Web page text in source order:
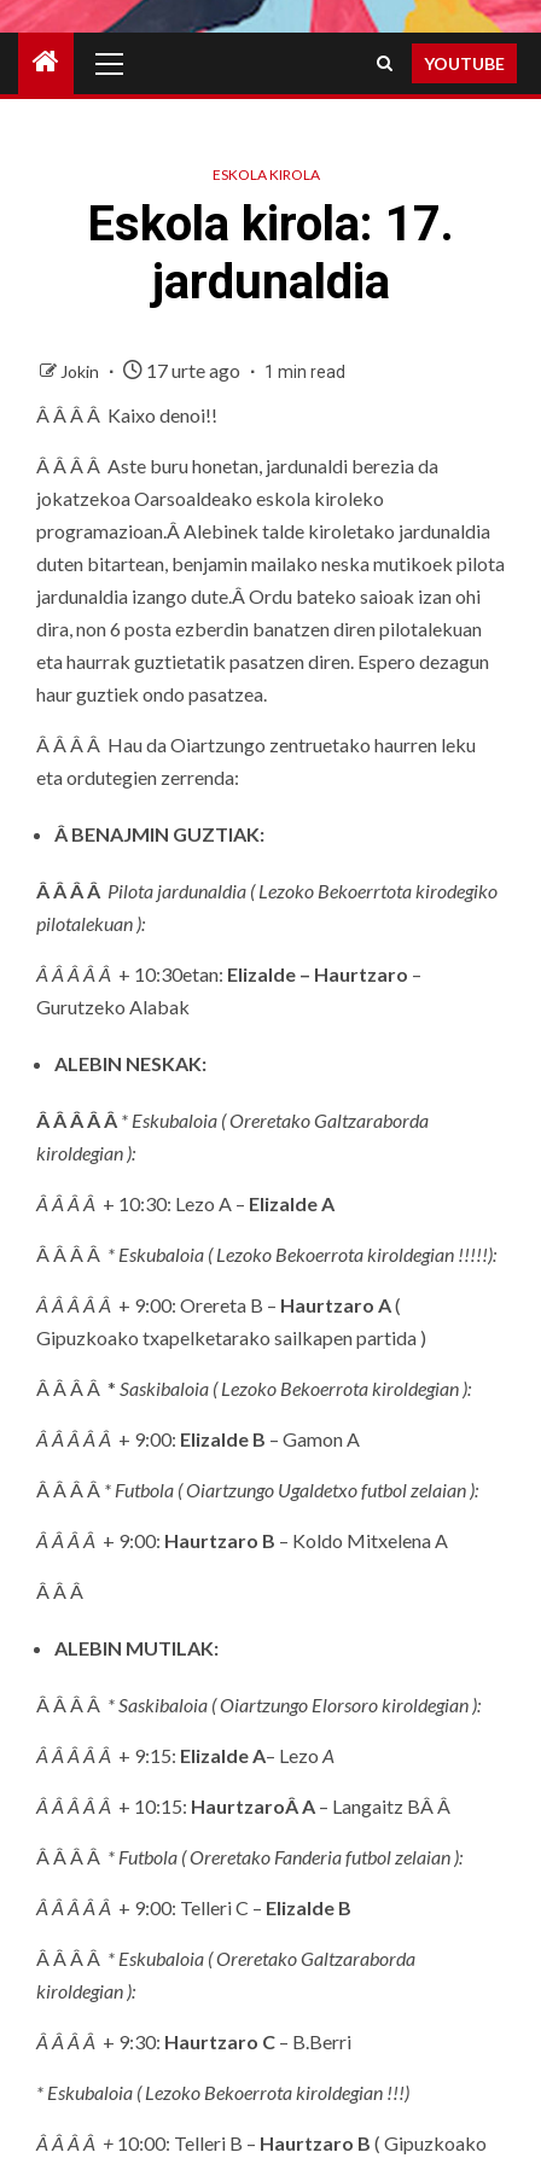
Menu
YOUTUBE
ESKOLA KIROLA
Eskola kirola: 17.
jardunaldia
Jokin 17 urte ago 1 min read
Â Â Â Â Kaixo denoi!!
Â Â Â Â Aste buru honetan, jardunaldi berezia da
jokatzekoa Oarsoaldeako eskola kiroleko
programazioan.Â Alebinek talde kiroletako jardunaldia
duten bitartean, benjamin mailako neska mutikoek pilota
jardunaldia izango dute.Â Ordu bateko saioak izan ohi
dira, non 6 posta ezberdin banatzen diren pilotalekuan
eta haurrak guztietatik pasatzen diren. Espero dezagun
haur guztiek ondo pasatzea.
Â Â Â Â Hau da Oiartzungo zentruetako haurren leku
eta ordutegien zerrenda:
Â BENAJMIN GUZTIAK:
Â Â Â Â Pilota jardunaldia ( Lezoko Bekoerrtota kirodegiko
pilotalekuan ):
Â Â Â Â Â + 10:30etan: Elizalde – Haurtzaro –
Gurutzeko Alabak
ALEBIN NESKAK:
Â Â Â Â Â * Eskubaloia ( Oreretako Galtzaraborda
kiroldegian ):
Â Â Â Â + 10:30: Lezo A – Elizalde A
Â Â Â Â * Eskubaloia ( Lezoko Bekoerrota kiroldegian !!!!!):
Â Â Â Â Â + 9:00: Orereta B – Haurtzaro A(
Gipuzkoako txapelketarako sailkapen partida )
Â Â Â Â * Saskibaloia ( Lezoko Bekoerrota kiroldegian ):
Â Â Â Â Â + 9:00: Elizalde B – Gamon A
Â Â Â Â * Futbola ( Oiartzungo Ugaldetxo futbol zelaian ):
Â Â Â Â + 9:00: Haurtzaro B – Koldo Mitxelena A
Â Â Â
ALEBIN MUTILAK:
Â Â Â Â * Saskibaloia ( Oiartzungo Elorsoro kiroldegian ):
Â Â Â Â Â + 9:15: Elizalde A– Lezo A
Â Â Â Â Â + 10:15: HaurtzaroÂ A – Langaitz BÂ Â
Â Â Â Â * Futbola ( Oreretako Fanderia futbol zelaian ):
Â Â Â Â Â + 9:00: Telleri C – Elizalde B
Â Â Â Â * Eskubaloia ( Oreretako Galtzaraborda
kiroldegian ):
Â Â Â Â + 9:30: Haurtzaro C – B.Berri
* Eskubaloia ( Lezoko Bekoerrota kiroldegian !!!)
Â Â Â Â + 10:00: Telleri B – Haurtzaro B ( Gipuzkoako